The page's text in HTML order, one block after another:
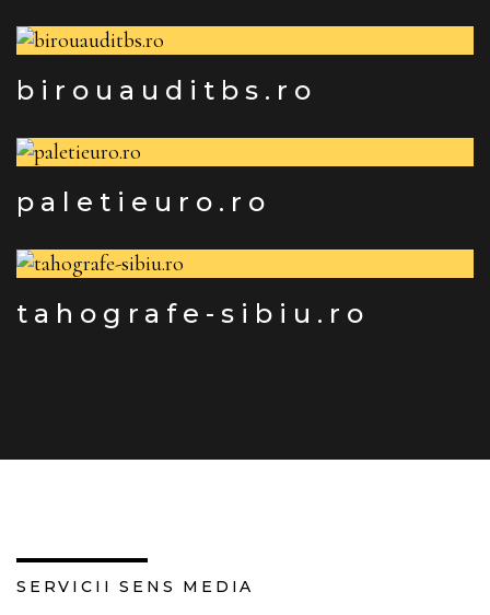
birouauditbs.ro
paletieuro.ro
tahografe-sibiu.ro
SERVICII SENS MEDIA